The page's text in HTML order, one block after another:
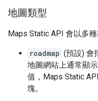
地圖類型
Maps Static API 會以多
roadmap (預設) 會
地圖網站上通常顯
值，Maps Static
塊。